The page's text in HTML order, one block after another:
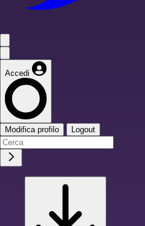
Accedi
Modifica profilo Logout